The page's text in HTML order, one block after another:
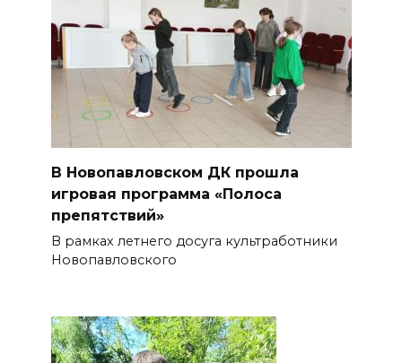
В Новопавловском ДК прошла
игровая программа «Полоса
препятствий»
В рамках летнего досуга культработники
Новопавловского